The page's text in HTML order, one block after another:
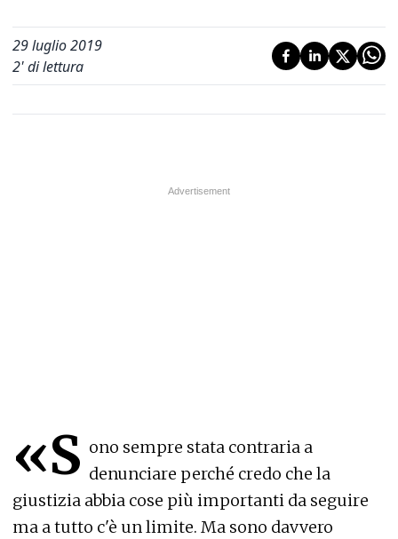
29 luglio 2019
2' di lettura
«S ono sempre stata contraria a
denunciare perché credo che la
giustizia abbia cose più importanti da seguire
ma a tutto c'è un limite. Ma sono davvero